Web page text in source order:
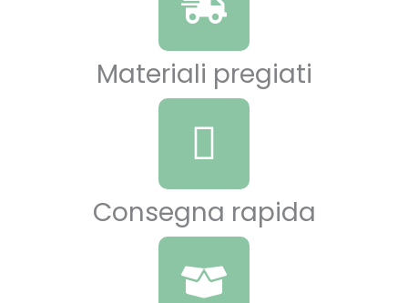
Materiali pregiati
Consegna rapida